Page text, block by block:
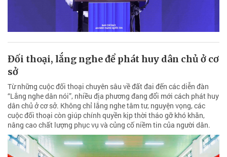
Đối thoại, lắng nghe để phát huy dân chủ ở cơ
sở
Từ những cuộc đối thoại chuyên sâu về đất đai đến các diễn đàn
“Lắng nghe dân nói”, nhiều địa phương đang đổi mới cách phát huy
dân chủ ở cơ sở. Không chỉ lắng nghe tâm tư, nguyện vọng, các
cuộc đối thoại còn giúp chính quyền kịp thời tháo gỡ khó khăn,
nâng cao chất lượng phục vụ và củng cố niềm tin của người dân.